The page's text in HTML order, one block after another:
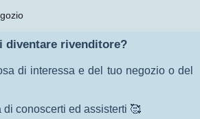
diventare rivenditore?
di interessa e del tuo negozio o del
di conoscerti ed assisterti 🥰